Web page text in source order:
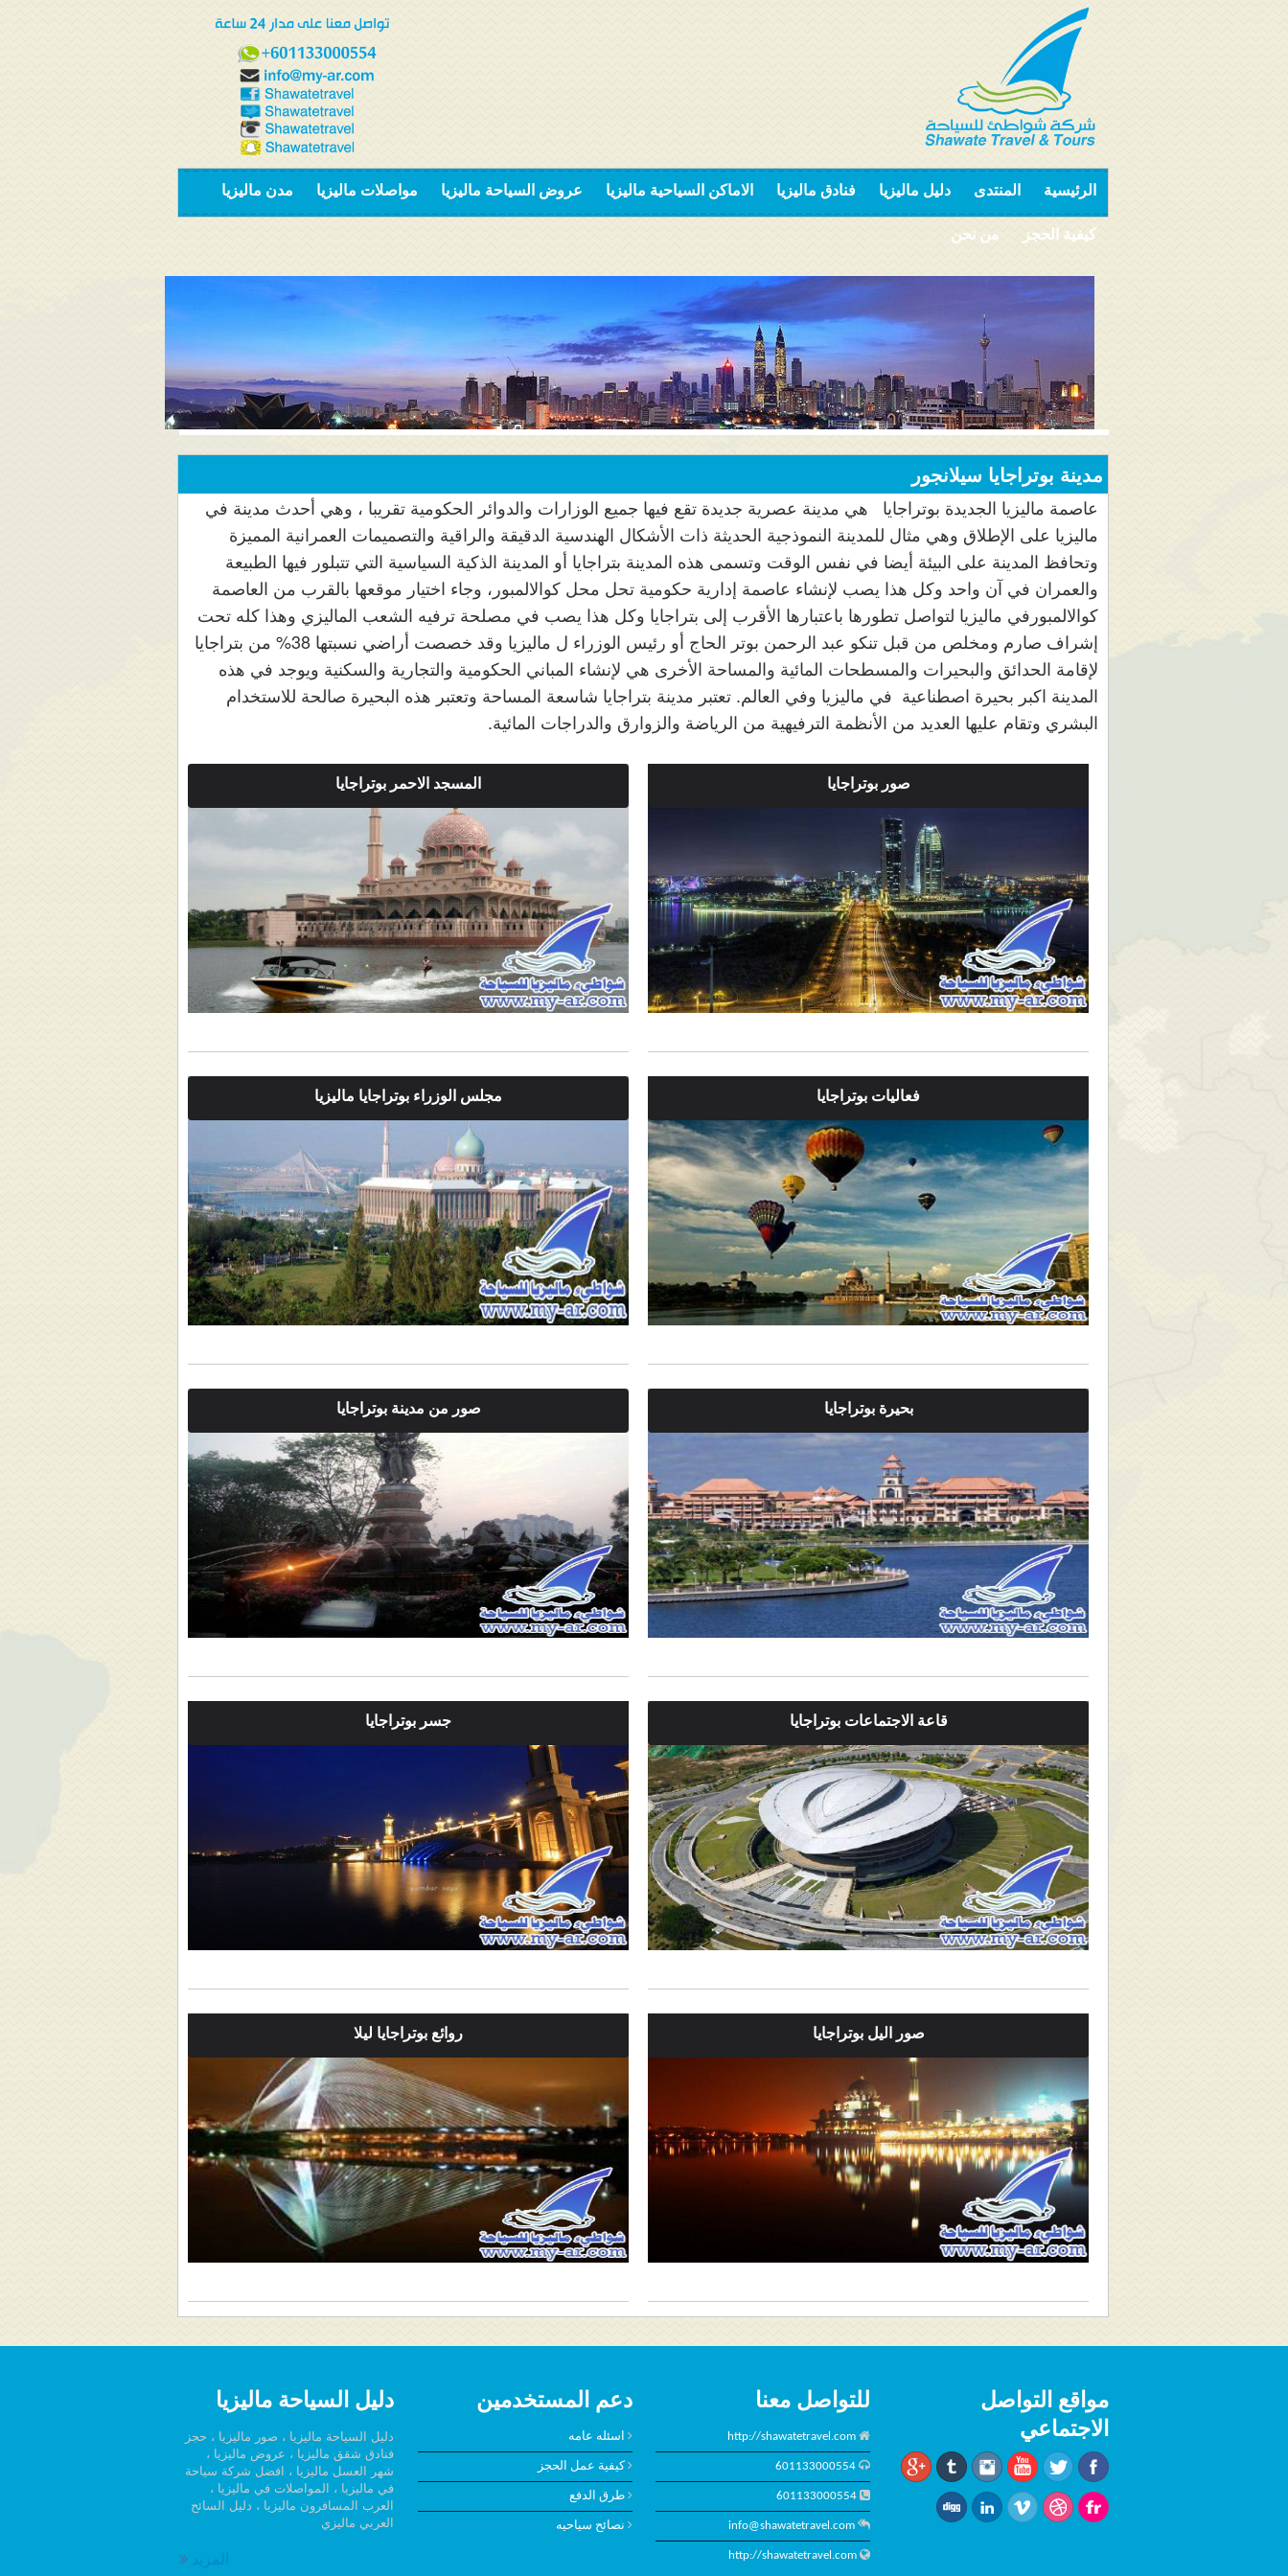
الرئيسية المنتدى دليل ماليزيا فنادق ماليزيا الاماكن السياحية ماليزيا عروض السياحة ماليزيا مواصلات ماليزيا مدن ماليزيا
كيفية الحجز من نحن
مدينة بوتراجايا سيلانجور
عاصمة ماليزيا الجديدة بوتراجايا هي مدينة عصرية جديدة تقع فيها جميع الوزارات والدوائر الحكومية تقريبا ، وهي أحدث مدينة في
ماليزيا على الإطلاق وهي مثال للمدينة النموذجية الحديثة ذات الأشكال الهندسية الدقيقة والراقية والتصميمات العمرانية المميزة
وتحافظ المدينة على البيئة أيضا في نفس الوقت وتسمى هذه المدينة بتراجايا أو المدينة الذكية السياسية التي تتبلور فيها الطبيعة
والعمران في آن واحد وكل هذا يصب لإنشاء عاصمة إدارية حكومية تحل محل كوالالمبور، وجاء اختيار موقعها بالقرب من العاصمة
كوالالمبورفي ماليزيا لتواصل تطورها باعتبارها الأقرب إلى بتراجايا وكل هذا يصب في مصلحة ترفيه الشعب الماليزي وهذا كله تحت
إشراف صارم ومخلص من قبل تنكو عبد الرحمن بوتر الحاج أو رئيس الوزراء ل ماليزيا وقد خصصت أراضي نسبتها 38% من بتراجايا
لإقامة الحدائق والبحيرات والمسطحات المائية والمساحة الأخرى هي لإنشاء المباني الحكومية والتجارية والسكنية ويوجد في هذه
المدينة اكبر بحيرة اصطناعية في ماليزيا وفي العالم. تعتبر مدينة بتراجايا شاسعة المساحة وتعتبر هذه البحيرة صالحة للاستخدام
البشري وتقام عليها العديد من الأنظمة الترفيهية من الرياضة والزوارق والدراجات المائية.
صور بوتراجايا المسجد الاحمر بوتراجايا
فعاليات بوتراجايا مجلس الوزراء بوتراجايا ماليزيا
بحيرة بوتراجايا صور من مدينة بوتراجايا
قاعة الاجتماعات بوتراجايا جسر بوتراجايا
صور اليل بوتراجايا روائع بوتراجايا ليلا
دليل السياحة ماليزيا
دليل السياحة ماليزيا ، صور ماليزيا ، حجز
فنادق شقق ماليزيا ، عروض ماليزيا ،
شهر العسل ماليزيا ، افضل شركة سياحة
في ماليزيا ، المواصلات في ماليزيا ،
العرب المسافرون ماليزيا ، دليل السائح
العربي ماليزي
المزيد
دعم المستخدمين
اسئله عامه
كيفية عمل الحجز
طرق الدفع
نصائح سياحيه
للتواصل معنا
http://shawatetravel.com
601133000554
601133000554
info@shawatetravel.com
http://shawatetravel.com
مواقع التواصل
الاجتماعي